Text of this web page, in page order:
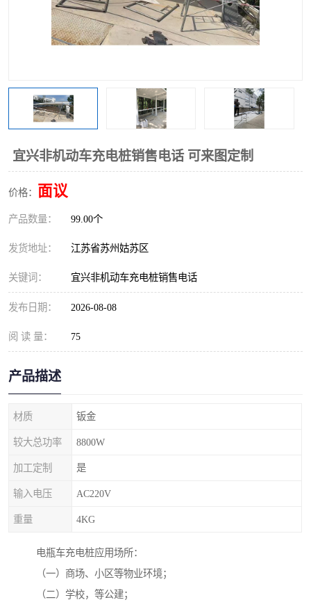
宜兴非机动车充电桩销售电话 可来图定制
价格： 面议
产品数量： 99.00个
发货地址： 江苏省苏州姑苏区
关键词： 宜兴非机动车充电桩销售电话
发布日期： 2026-08-08
阅 读 量： 75
产品描述
材质 钣金
较大总功率 8800W
加工定制 是
输入电压 AC220V
重量 4KG
电瓶车充电桩应用场所：
（一）商场、小区等物业环境；
（二）学校，等公建；